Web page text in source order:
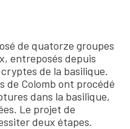
de quatorze groupes
entreposés depuis
de la basilique.
de Colomb ont procédé
dans la basilique,
Le projet de
deux étapes.